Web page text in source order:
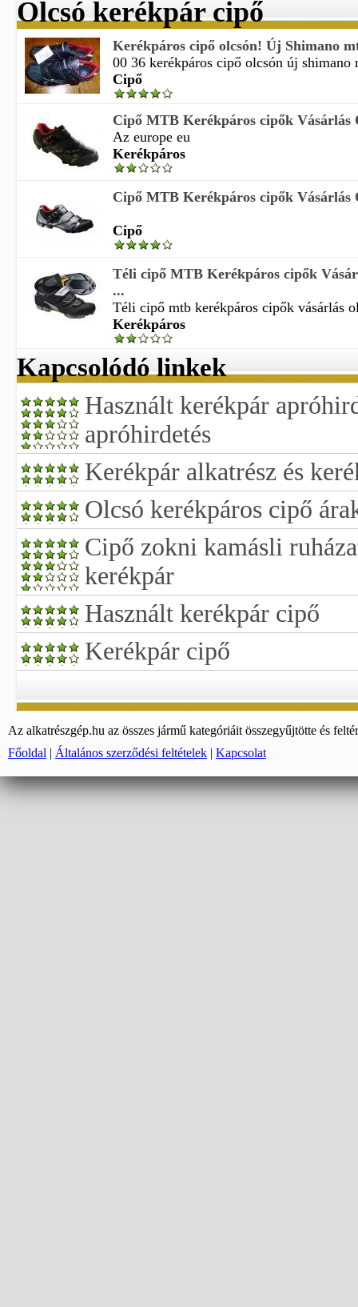
Olcsó kerékpár cipő
Kerékpáros cipő olcsón! Új Shimano
00 36 kerékpáros cipő olcsón új shimano
Cipő
Cipő MTB Kerékpáros cipők Vásárlás
Az europe eu
Kerékpáros
Cipő MTB Kerékpáros cipők Vásárlás
Cipő
Téli cipő MTB Kerékpáros cipők
...
Téli cipő mtb kerékpáros cipők vásárlás
Kerékpáros
Kapcsolódó linkek
Használt kerékpár
apróhirdetés
Kerékpár alkatrész és
Olcsó kerékpáros cipő
Cipő zokni kamásli
kerékpár
Használt kerékpár cipő
Kerékpár cipő
Az alkatrészgép.hu az összes jármű kategóriáit összegyűjtötte és
Főoldal | Általános szerződési feltételek | Kapcsolat